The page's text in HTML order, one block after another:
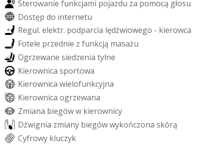
Sterowanie funkcjami pojazdu za pomocą głosu
Dostęp do internetu
Regul. elektr. podparcia lędźwiowego - kierowca
Fotele przednie z funkcją masażu
Ogrzewane siedzenia tylne
Kierownica sportowa
Kierownica wielofunkcyjna
Kierownica ogrzewana
Zmiana biegóww kierownicy
Dźwignia zmiany biegówwykończona skórą
Cyfrowy kluczyk